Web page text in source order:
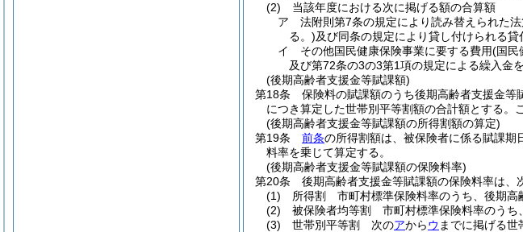
(2)
当該年度における次に掲げる額の合算額
ア
法附則第7条の規定により読み替えられた
る。)及び同条の規定により貸し付けられる貸
イ
その他国民健康保険事業に要する費用(国民
及び第72条の3の3第1項の規定による繰入金
(後期高齢者支援金等賦課額)
第18条
保険料の賦課額のうち後期高齢者支援金
につき算定した世帯別平等割額の合計額とする。
(後期高齢者支援金等賦課額の所得割額の算定)
第19条
前条の所得割額は、被保険者に係る賦課期
料率を乗じて算定する。
(後期高齢者支援金等賦課額の保険料率)
第20条
後期高齢者支援金等賦課額の保険料率は、
(1)
所得割 市町村標準保険料率のうち、後期高
(2)
被保険者均等割 市町村標準保険料率のうち
(3)
世帯別平等割 次のアからウ までに掲げる